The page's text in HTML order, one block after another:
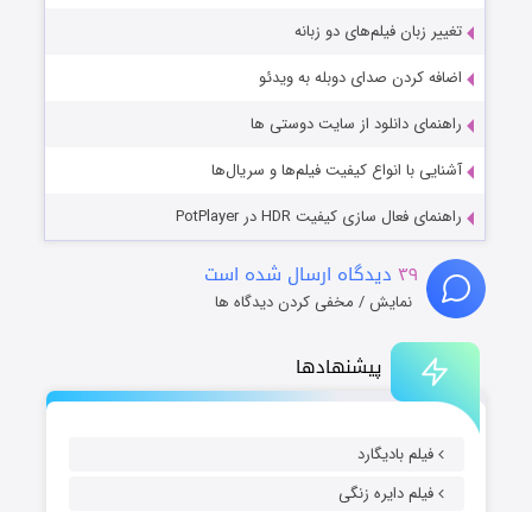
پیشنهادها
فیلم بادیگارد
فیلم دایره زنگی
تغییر زبان فیلم‌های دو زبانه
اضافه کردن صدای دوبله به ویدئو
راهنمای دانلود از سایت دوستی ها
آشنایی با انواع کیفیت فیلم‌ها و سریال‌ها
راهنمای فعال سازی کیفیت HDR در PotPlayer
۳۹ دیدگاه ارسال شده است
نمایش / مخفی کردن دیدگاه ها